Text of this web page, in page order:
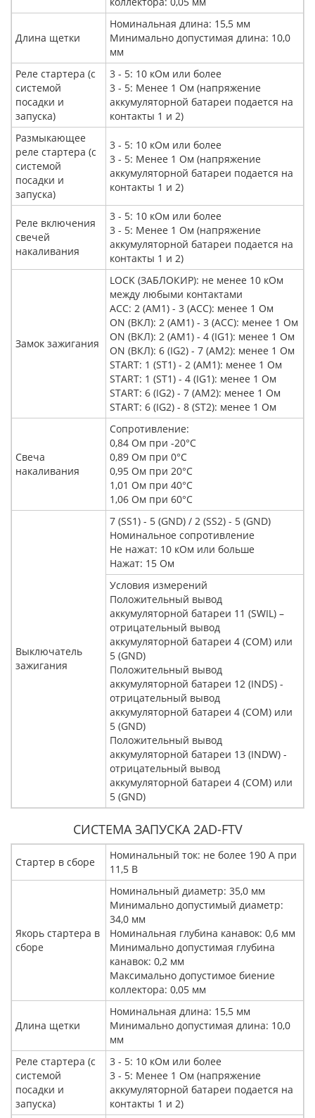
Длина щетки
Номинальная длина: 15,5 мм
Минимально допустимая длина: 10,0
мм
Реле стартера (с
системой
посадки и
запуска)
3 - 5: 10 кОм или более
3 - 5: Менее 1 Ом (напряжение
аккумуляторной батареи подается на
контакты 1 и 2)
Размыкающее
реле стартера (с
системой
посадки и
запуска)
3 - 5: 10 кОм или более
3 - 5: Менее 1 Ом (напряжение
аккумуляторной батареи подается на
контакты 1 и 2)
Реле включения
свечей
накаливания
3 - 5: 10 кОм или более
3 - 5: Менее 1 Ом (напряжение
аккумуляторной батареи подается на
контакты 1 и 2)
Замок зажигания
LOCK (ЗАБЛОКИР): не менее 10 кОм
между любыми контактами
ACC: 2 (AM1) - 3 (ACC): менее 1 Ом
ON (ВКЛ): 2 (AM1) - 3 (ACC): менее 1 Ом
ON (ВКЛ): 2 (AM1) - 4 (IG1): менее 1 Ом
ON (ВКЛ): 6 (IG2) - 7 (AM2): менее 1 Ом
START: 1 (ST1) - 2 (AM1): менее 1 Ом
START: 1 (ST1) - 4 (IG1): менее 1 Ом
START: 6 (IG2) - 7 (AM2): менее 1 Ом
START: 6 (IG2) - 8 (ST2): менее 1 Ом
Свеча
накаливания
Сопротивление:
0,84 Ом при -20°C
0,89 Ом при 0°C
0,95 Ом при 20°C
1,01 Ом при 40°C
1,06 Ом при 60°C
Выключатель
зажигания
7 (SS1) - 5 (GND) / 2 (SS2) - 5 (GND)
Номинальное сопротивление
Не нажат: 10 кОм или больше
Нажат: 15 Ом
Условия измерений
Положительный вывод
аккумуляторной батареи 11 (SWIL) –
отрицательный вывод
аккумуляторной батареи 4 (COM) или
5 (GND)
Положительный вывод
аккумуляторной батареи 12 (INDS) -
отрицательный вывод
аккумуляторной батареи 4 (COM) или
5 (GND)
Положительный вывод
аккумуляторной батареи 13 (INDW) -
отрицательный вывод
аккумуляторной батареи 4 (COM) или
5 (GND)
СИСТЕМА ЗАПУСКА 2AD-FTV
Стартер в сборе
Номинальный ток: не более 190 A при
11,5 В
Якорь стартера в
сборе
Номинальный диаметр: 35,0 мм
Минимально допустимый диаметр:
34,0 мм
Номинальная глубина канавок: 0,6 мм
Минимально допустимая глубина
канавок: 0,2 мм
Максимально допустимое биение
коллектора: 0,05 мм
Длина щетки
Номинальная длина: 15,5 мм
Минимально допустимая длина: 10,0
мм
Реле стартера (с
системой
посадки и
запуска)
3 - 5: 10 кОм или более
3 - 5: Менее 1 Ом (напряжение
аккумуляторной батареи подается на
контакты 1 и 2)